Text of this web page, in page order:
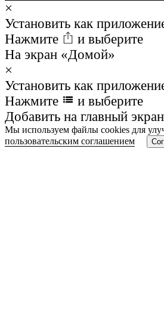
×
Установить как
Нажмите
и выберите
На экран «Домой»
×
Установить как
Нажмите
и выберите
Добавить на главный экран
Мы используем файлы cookies для
пользовательским соглашением